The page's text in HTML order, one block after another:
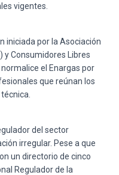
vigentes.
iniciada por la Asociación
y Consumidores Libres
el Enargas por
que reúnan los
del sector
irregular. Pese a que
un directorio de cinco
Regulador de la